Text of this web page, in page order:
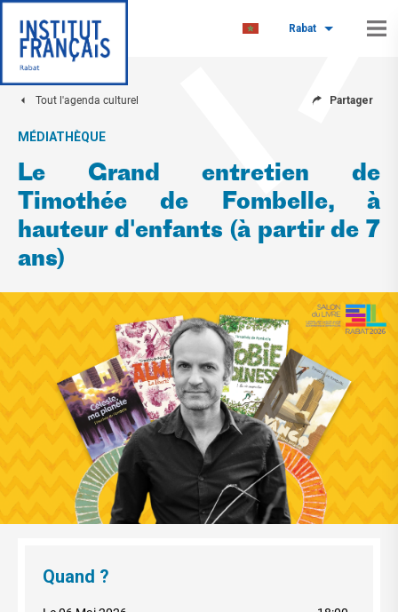
Rabat
Tout l'agenda culturel Partager
MÉDIATHÈQUE
Le Grand entretien de
Timothée de Fombelle, à
hauteur d'enfants (à partir de 7
ans)
Quand ?